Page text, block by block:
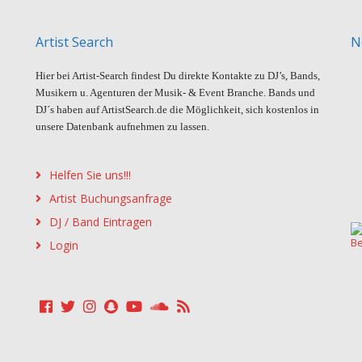
Artist Search
Hier bei Artist-Search findest Du direkte Kontakte zu DJ’s, Bands,
Musikern u. Agenturen der Musik- & Event Branche. Bands und
DJ´s haben auf ArtistSearch.de die Möglichkeit, sich kostenlos in
unsere Datenbank aufnehmen zu lassen.
Helfen Sie uns!!!
Artist Buchungsanfrage
DJ / Band Eintragen
Login